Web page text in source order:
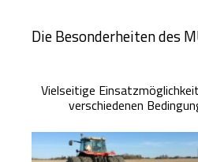
Die Besonderheiten des
Vielseitige
verschiedenen